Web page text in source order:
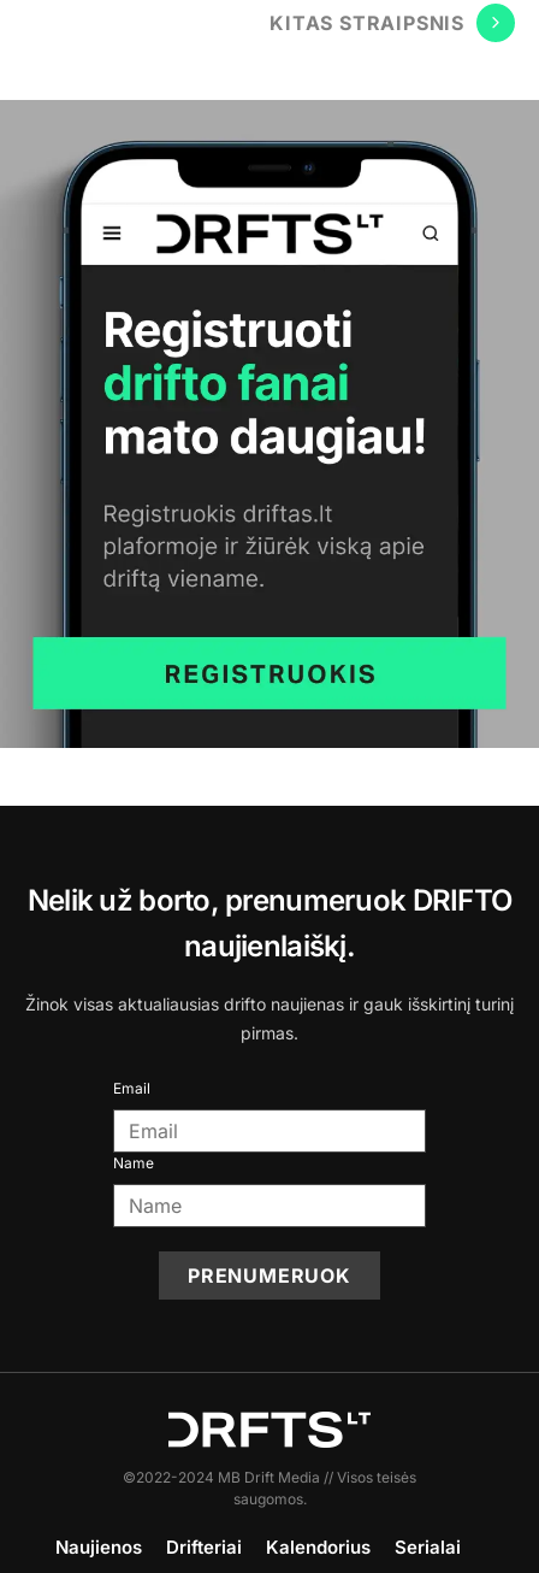
KITAS STRAIPSNIS
Nelik už borto, prenumeruok DRIFTO
naujienlaiškį.
Žinok visas aktualiausias drifto naujienas ir gauk išskirtinį turinį
pirmas.
Email
Name
PRENUMERUOK
©2022-2024 MB Drift Media // Visos teisės
saugomos.
Naujienos Drifteriai Kalendorius
Serialai